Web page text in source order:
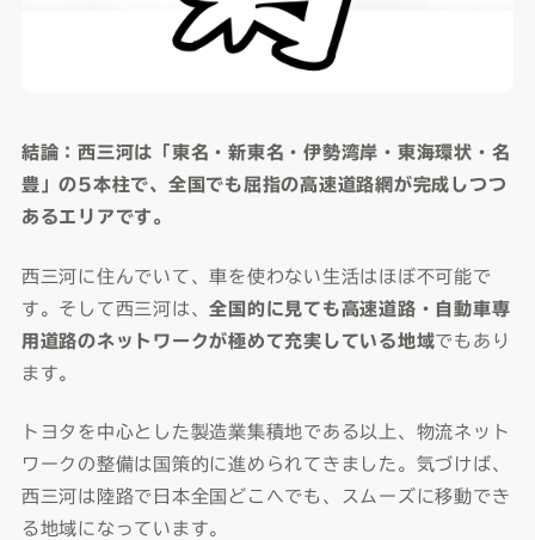
結論：西三河は「東名・新東名・伊勢湾岸・東海環状・名
豊」の5本柱で、全国でも屈指の高速道路網が完成しつつ
あるエリアです。
西三河に住んでいて、車を使わない生活はほぼ不可能で
す。そして西三河は、全国的に見ても高速道路・自動車専
用道路のネットワークが極めて充実している地域でもあり
ます。
トヨタを中心とした製造業集積地である以上、物流ネット
ワークの整備は国策的に進められてきました。気づけば、
西三河は陸路で日本全国どこへでも、スムーズに移動でき
る地域になっています。